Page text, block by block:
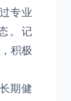
专业
。记
积极
期健